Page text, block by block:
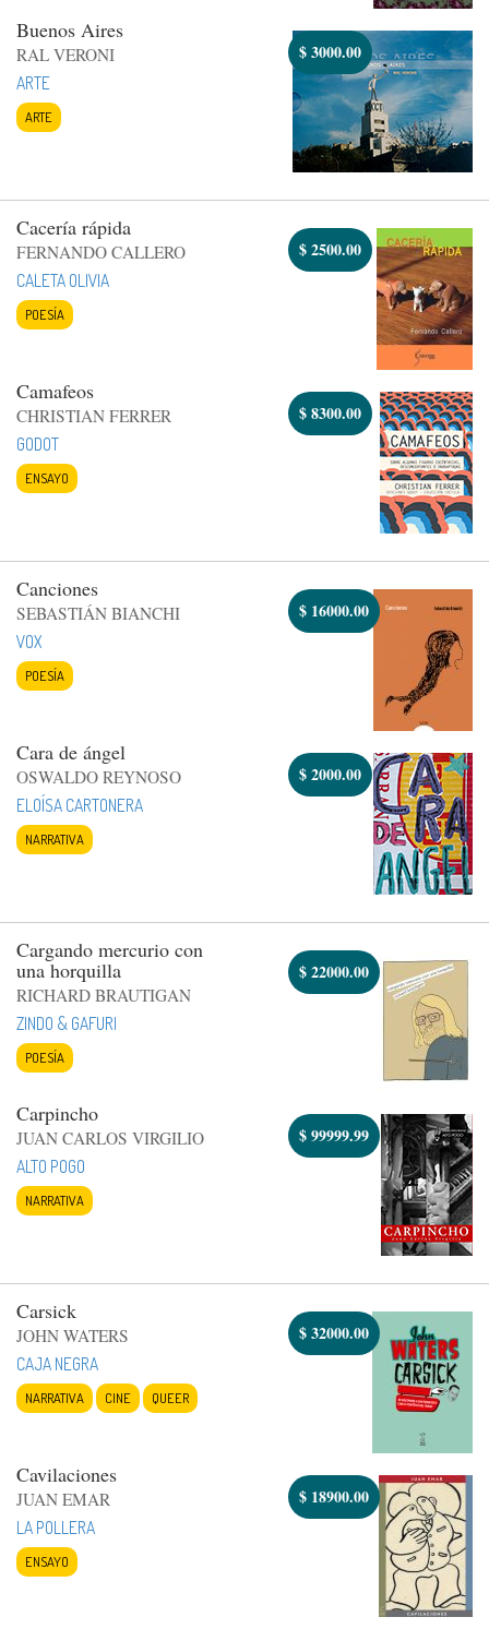
Buenos Aires
RAL VERONI
ARTE
ARTE
$3000.00
Cacería rápida
FERNANDO CALLERO
CALETA OLIVIA
POESÍA
$2500.00
Camafeos
CHRISTIAN FERRER
GODOT
ENSAYO
$8300.00
Canciones
SEBASTIÁN BIANCHI
VOX
POESÍA
$ 16000.00
Cara de ángel
OSWALDO REYNOSO
ELOÍSA CARTONERA
NARRATIVA
$2000.00
Cargando mercurio con
una horquilla
RICHARD BRAUTIGAN
ZINDO & GAFURI
POESÍA
$22000.00
Carpincho
JUAN CARLOS VIRGILIO
ALTO POGO
NARRATIVA
$99999.99
Carsick
JOHN WATERS
CAJA NEGRA
NARRATIVA CINE QUEER
$32000.00
Cavilaciones
JUAN EMAR
LA POLLERA
ENSAYO
$ 18900.00